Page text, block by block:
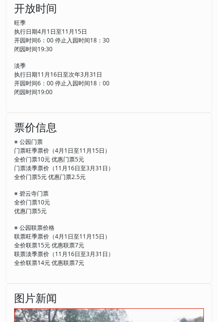
开放时间
旺季
执行日期4月1日至11月15日
开园时间6：00 停止入园时间18：30
闭园时间19:30
淡季
执行日期11月16日至次年3月31日
开园时间6：00 停止入园时间18：00
闭园时间19:00
票价信息
※ 公园门票
门票旺季票价（4月1日至11月15日）
全价门票10元 优惠门票5元
门票淡季票价（11月16日至3月31日）
全价门票5元 优惠门票2.5元
※ 碧云寺门票
全价门票10元
优惠门票5元
※ 公园联票价格
联票旺季票价（4月1日至11月15日）
全价联票15元 优惠联票7元
联票淡季票价（11月16日至3月31日）
全价联票14元 优惠联票7元
图片新闻